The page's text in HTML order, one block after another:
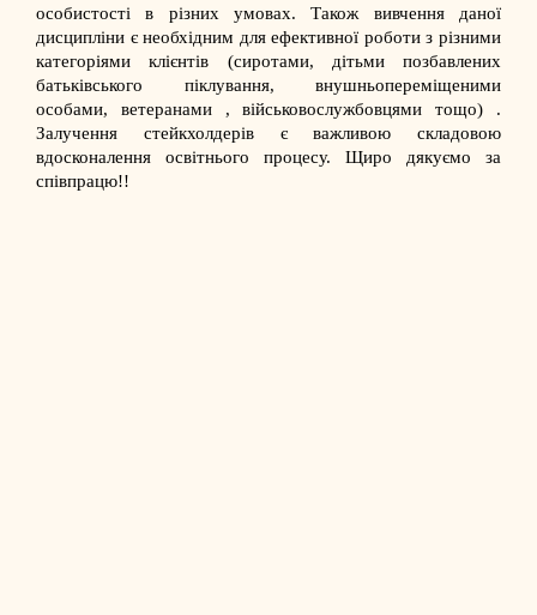
особистості в різних умовах. Також вивчення даної
дисципліни є необхідним для ефективної роботи з різними
категоріями клієнтів (сиротами, дітьми позбавлених
батьківського піклування, внушньопереміщеними
особами, ветеранами , військовослужбовцями тощо) .
Залучення стейкхолдерів є важливою складовою
вдосконалення освітнього процесу. Щиро дякуємо за
співпрацю!!